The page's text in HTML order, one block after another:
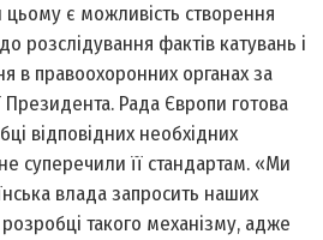
цьому є можливість створення
розслідування фактів катувань і
в правоохоронних органах за
Президента. Рада Європи готова
відповідних необхідних
суперечили її стандартам. «Ми
влада запросить наших
такого механізму, адже